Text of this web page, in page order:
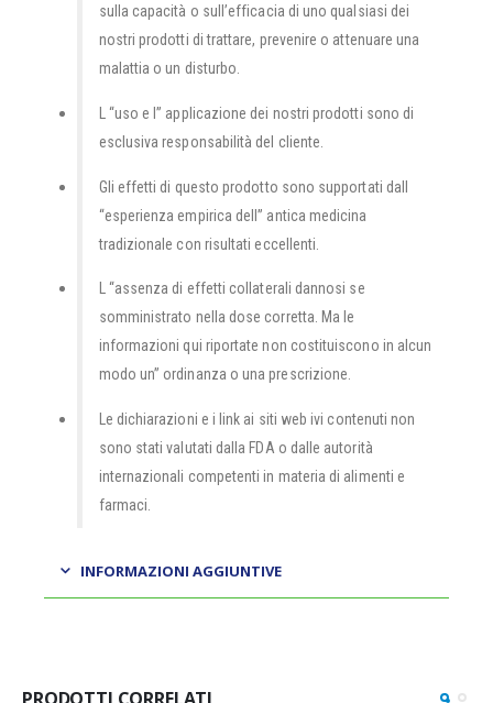
sulla capacità o sull’efficacia di uno qualsiasi dei
nostri prodotti di trattare, prevenire o attenuare una
malattia o un disturbo.
L “uso e l” applicazione dei nostri prodotti sono di
esclusiva responsabilità del cliente.
Gli effetti di questo prodotto sono supportati dall
“esperienza empirica dell” antica medicina
tradizionale con risultati eccellenti.
L “assenza di effetti collaterali dannosi se
somministrato nella dose corretta. Ma le
informazioni qui riportate non costituiscono in alcun
modo un” ordinanza o una prescrizione.
Le dichiarazioni e i link ai siti web ivi contenuti non
sono stati valutati dalla FDA o dalle autorità
internazionali competenti in materia di alimenti e
farmaci.
INFORMAZIONI AGGIUNTIVE